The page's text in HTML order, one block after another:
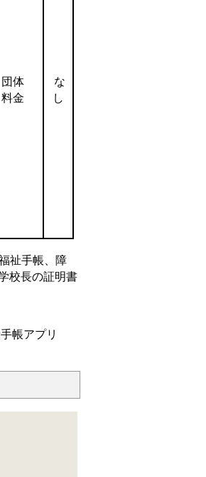
団体
料金
な
し
祉手帳、障
校長の証明書
帳アプリ